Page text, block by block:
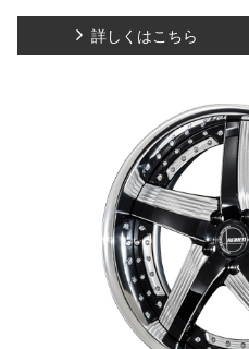
詳しくはこちら